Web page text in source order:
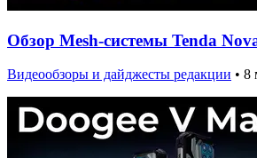
Обзор Mesh-системы Tenda
Видеообзоры и дайджесты редакции • 8